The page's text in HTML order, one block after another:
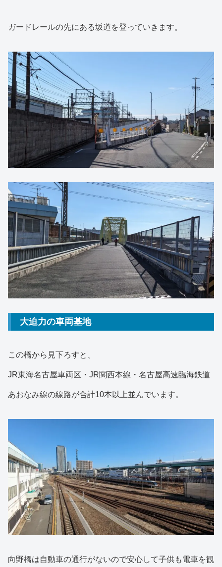
ガードレールの先にある坂道を登っていきます。
大迫力の車両基地
この橋から見下ろすと、
JR東海名古屋車両区・JR関西本線・名古屋高速臨海鉄道
あおなみ線の線路が合計10本以上並んでいます。
向野橋は自動車の通行がないので安心して子供も電車を観